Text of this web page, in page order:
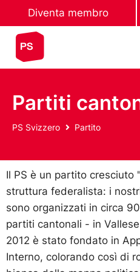
Diventa membro
Partiti
PS Svizzero Partito
Il PS è un partito cresciuto
struttura federalista: i
sono organizzati in circa
partiti cantonali - in
2012 è stato fondato in
Interno, colorando così di